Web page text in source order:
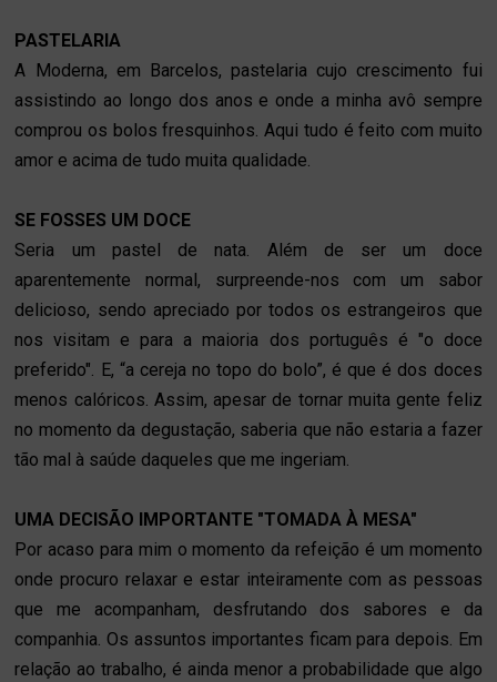
PASTELARIA
A Moderna, em Barcelos, pastelaria cujo crescimento fui
assistindo ao longo dos anos e onde a minha avô sempre
comprou os bolos fresquinhos. Aqui tudo é feito com muito
amor e acima de tudo muita qualidade.
SE FOSSES UM DOCE
Seria um pastel de nata. Além de ser um doce
aparentemente normal, surpreende-nos com um sabor
delicioso, sendo apreciado por todos os estrangeiros que
nos visitam e para a maioria dos português é "o doce
preferido". E, “a cereja no topo do bolo”, é que é dos doces
menos calóricos. Assim, apesar de tornar muita gente feliz
no momento da degustação, saberia que não estaria a fazer
tão mal à saúde daqueles que me ingeriam.
UMA DECISÃO IMPORTANTE "TOMADA À MESA"
Por acaso para mim o momento da refeição é um momento
onde procuro relaxar e estar inteiramente com as pessoas
que me acompanham, desfrutando dos sabores e da
companhia. Os assuntos importantes ficam para depois. Em
relação ao trabalho, é ainda menor a probabilidade que algo